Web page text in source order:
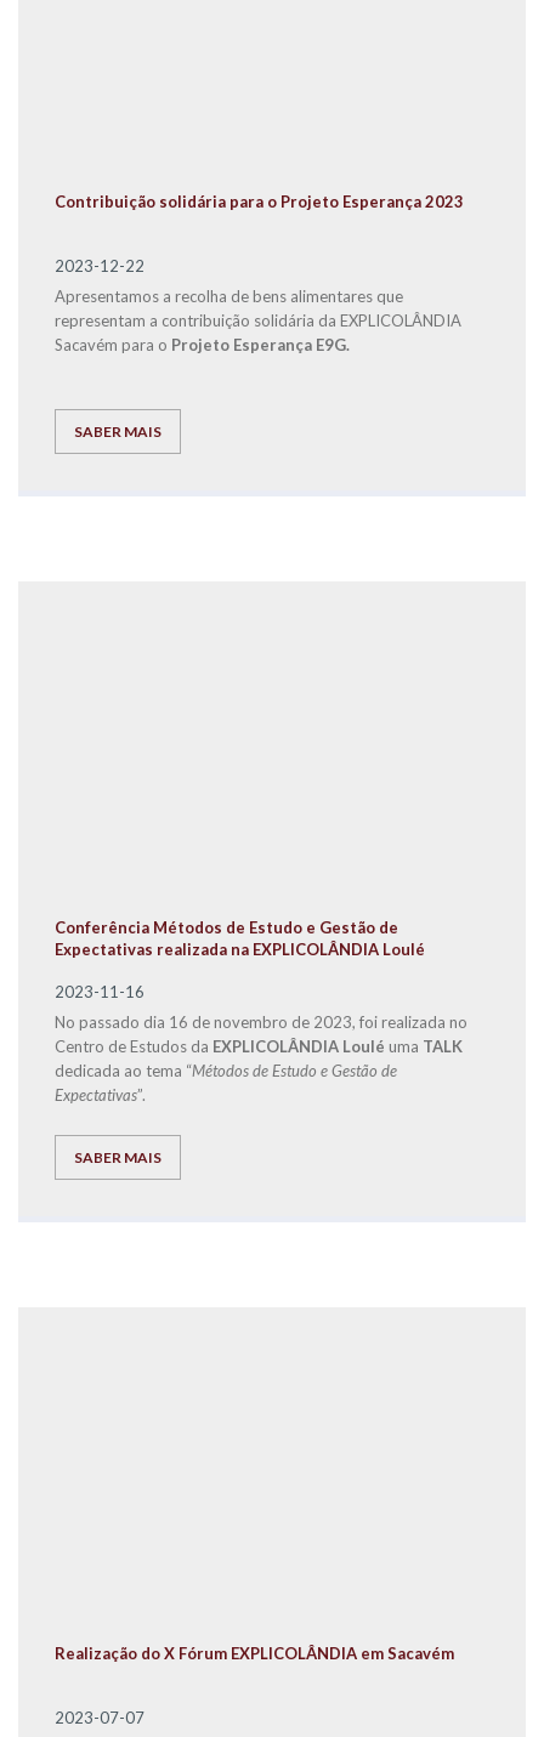
Contribuição solidária para o Projeto Esperança 2023
2023-12-22
Apresentamos a recolha de bens alimentares que
representam a contribuição solidária da EXPLICOLÂNDIA
Sacavém para o Projeto Esperança E9G.
SABER MAIS
Conferência Métodos de Estudo e Gestão de
Expectativas realizada na EXPLICOLÂNDIA Loulé
2023-11-16
No passado dia 16 de novembro de 2023, foi realizada no
Centro de Estudos da EXPLICOLÂNDIA Loulé uma TALK
dedicada ao tema “Métodos de Estudo e Gestão de
Expectativas”.
SABER MAIS
Realização do X Fórum EXPLICOLÂNDIA em Sacavém
2023-07-07